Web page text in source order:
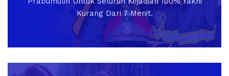
Kurang Dari 7 Menit.